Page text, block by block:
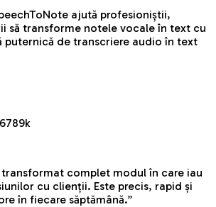
ajută profesioniștii,
să transforme notele vocale în text cu
puternică de transcriere audio în text
6789k
complet modul în care iau
cu clienții. Este precis, rapid și
în fiecare săptămână.”